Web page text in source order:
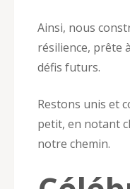
Ainsi, nous
résilience, prête
défis futurs.
Restons unis et
petit, en notant
notre chemin.